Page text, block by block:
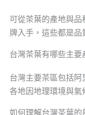
可從茶葉的產地與
牌入手，這些都是品
台灣茶葉有哪些主要
台灣主要茶區包括阿
各地因地理環境與氣
如何理解台灣茶葉的